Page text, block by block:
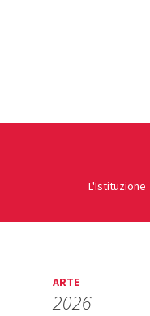
L'Istituzione
ARTE
2026